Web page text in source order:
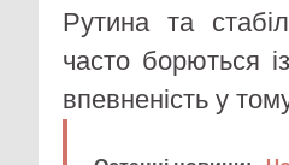
Рутина та
часто борються
впевненість у